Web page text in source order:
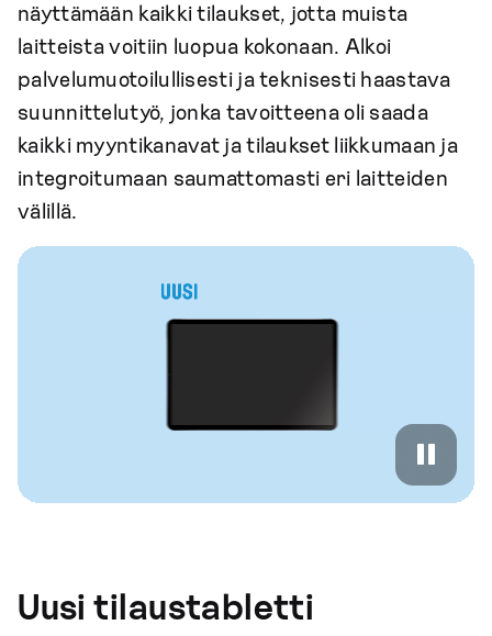
näyttämään kaikki tilaukset, jotta muista
laitteista voitiin luopua kokonaan. Alkoi
palvelumuotoilullisesti ja teknisesti haastava
suunnittelutyö, jonka tavoitteena oli saada
kaikki myyntikanavat ja tilaukset liikkumaan ja
integroitumaan saumattomasti eri laitteiden
välillä.
Uusi tilaustabletti